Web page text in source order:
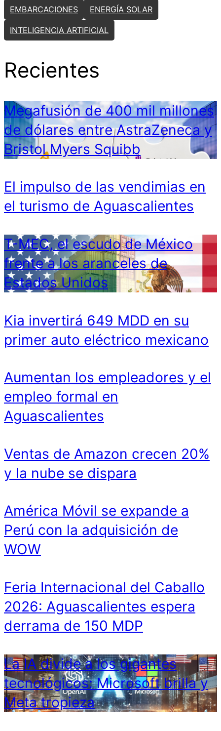
EMBARCACIONES ENERGÍA SOLAR
INTELIGENCIA ARTIFICIAL
Recientes
Megafusión de 400 mil millones
de dólares entre AstraZeneca y
Bristol Myers Squibb
El impulso de las vendimias en
el turismo de Aguascalientes
T-MEC, el escudo de México
frente a los aranceles de
Estados Unidos
Kia invertirá 649 MDD en su
primer auto eléctrico mexicano
Aumentan los empleadores y el
empleo formal en
Aguascalientes
Ventas de Amazon crecen 20%
y la nube se dispara
América Móvil se expande a
Perú con la adquisición de
WOW
Feria Internacional del Caballo
2026: Aguascalientes espera
derrama de 150 MDP
La IA divide a los gigantes
tecnológicos: Microsoft brilla y
Meta tropieza